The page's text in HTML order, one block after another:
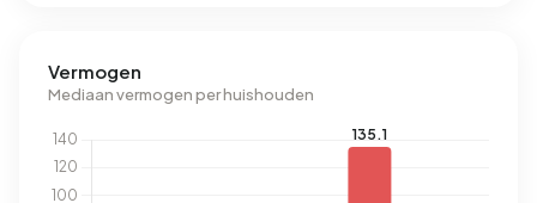
Vermogen
Mediaan vermogen per huishouden